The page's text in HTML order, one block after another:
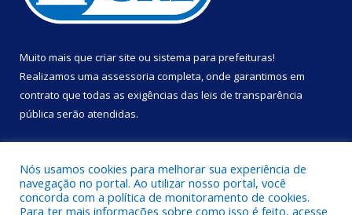
Muito mais que criar site ou sistema para prefeituras!
Realizamos uma assessoria completa, onde garantimos em
contrato que todas as exigências das leis de transparência
pública serão atendidas.
Nós usamos cookies para melhorar sua experiência de
navegação no portal. Ao utilizar nosso portal, você
concorda com a política de monitoramento de cookies.
Para ter mais informações sobre como isso é feito, acesse